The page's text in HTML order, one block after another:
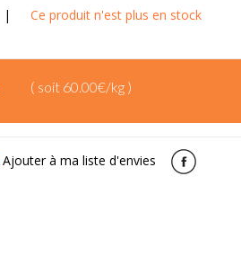
| Ce produit n'est plus en stock
( soit 60.00€/kg )
Ajouter à ma liste d'envies